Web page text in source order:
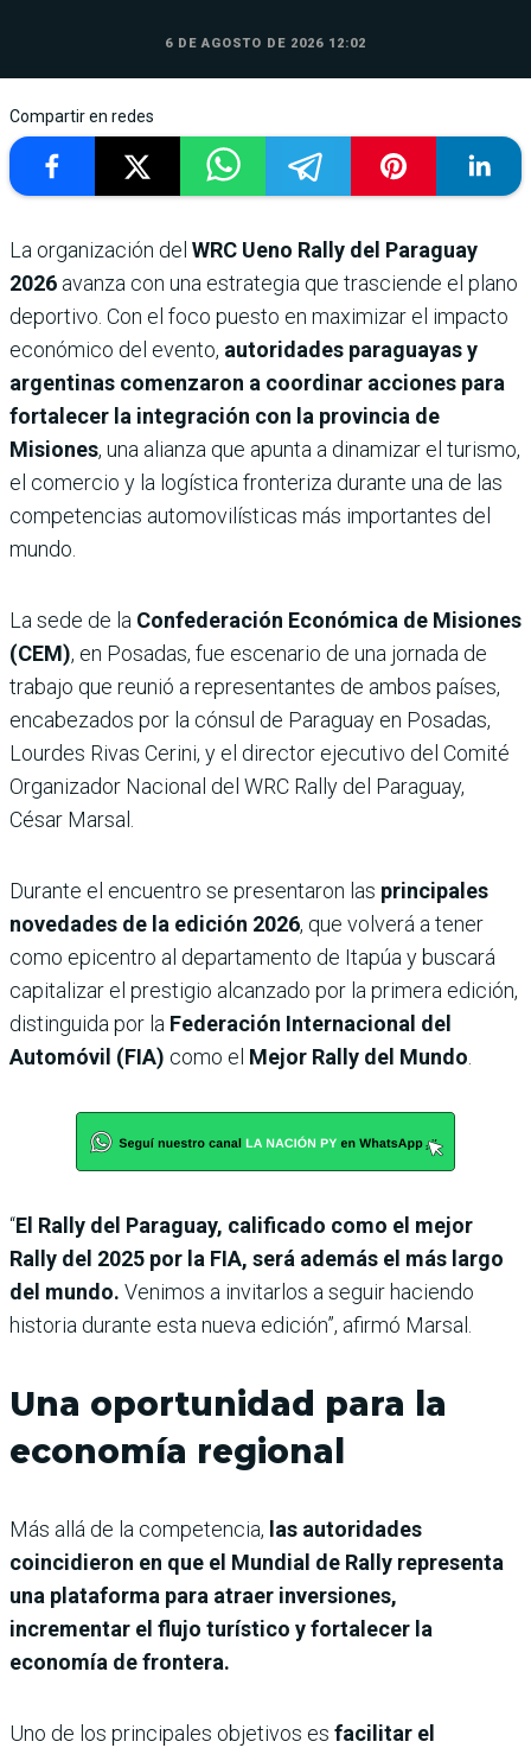
6 DE AGOSTO DE 2026 12:02
Compartir en redes
La organización del WRC Ueno Rally del Paraguay
2026 avanza con una estrategia que trasciende el plano
deportivo. Con el foco puesto en maximizar el impacto
económico del evento, autoridades paraguayas y
argentinas comenzaron a coordinar acciones para
fortalecer la integración con la provincia de
Misiones, una alianza que apunta a dinamizar el turismo,
el comercio y la logística fronteriza durante una de las
competencias automovilísticas más importantes del
mundo.
La sede de la Confederación Económica de Misiones
(CEM), en Posadas, fue escenario de una jornada de
trabajo que reunió a representantes de ambos países,
encabezados por la cónsul de Paraguay en Posadas,
Lourdes Rivas Cerini, y el director ejecutivo del Comité
Organizador Nacional del WRC Rally del Paraguay,
César Marsal.
Durante el encuentro se presentaron las principales
novedades de la edición 2026, que volverá a tener
como epicentro al departamento de Itapúa y buscará
capitalizar el prestigio alcanzado por la primera edición,
distinguida por la Federación Internacional del
Automóvil (FIA) como el Mejor Rally del Mundo.
“El Rally del Paraguay, calificado como el mejor
Rally del 2025 por la FIA, será además el más largo
del mundo. Venimos a invitarlos a seguir haciendo
historia durante esta nueva edición”, afirmó Marsal.
Una oportunidad para la
economía regional
Más allá de la competencia, las autoridades
coincidieron en que el Mundial de Rally representa
una plataforma para atraer inversiones,
incrementar el flujo turístico y fortalecer la
economía de frontera.
Uno de los principales objetivos es facilitar el